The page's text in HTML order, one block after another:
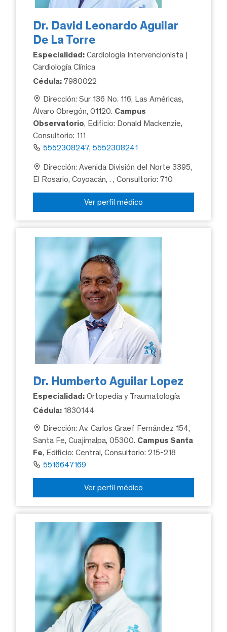
Dr. David Leonardo Aguilar
De La Torre
Especialidad: Cardiología Intervencionista |
Cardiología Clínica
Cédula: 7980022
Dirección: Sur 136 No. 116, Las Américas,
Álvaro Obregón, 01120. Campus
Observatorio, Edificio: Donald Mackenzie,
Consultorio: 111
5552308247, 5552308241
Dirección: Avenida División del Norte 3395,
El Rosario, Coyoacán, ., Consultorio: 710
Ver perfil médico
Dr. Humberto Aguilar Lopez
Especialidad: Ortopedia y Traumatología
Cédula: 1830144
Dirección: Av. Carlos Graef Fernández 154,
Santa Fe, Cuajimalpa, 05300. Campus Santa
Fe, Edificio: Central, Consultorio: 215-218
5516647169
Ver perfil médico